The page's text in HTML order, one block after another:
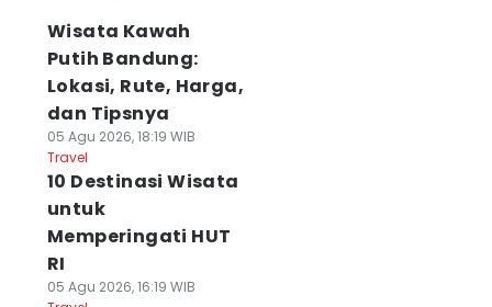
Wisata Kawah
Putih Bandung:
Lokasi, Rute, Harga,
dan Tipsnya
05 Agu 2026, 18:19 WIB
Travel
10 Destinasi Wisata
untuk
Memperingati HUT
RI
05 Agu 2026, 16:19 WIB